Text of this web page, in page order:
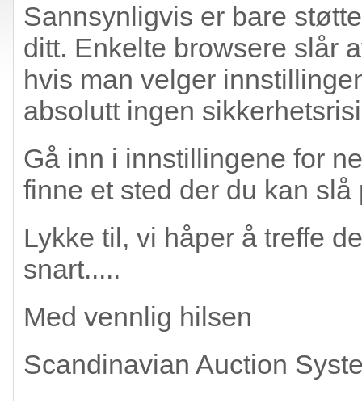
Sannsynligvis er bare
ditt. Enkelte browsere slår
hvis man velger
absolutt ingen
Gå inn i innstillingene for
finne et sted der du kan
Lykke til, vi håper å treffe
snart.....
Med vennlig hilsen
Scandinavian Auction